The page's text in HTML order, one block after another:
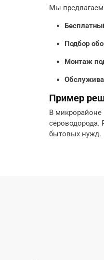
Мы
Подбор
Монтаж
Пример
В микрорайоне
сероводорода.
бытовых нужд.